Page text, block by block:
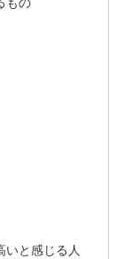
いと感じる人